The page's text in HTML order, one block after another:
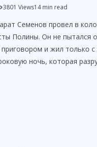
3801 Views14 min read
Семенов провел в
Полины. Он не пытался
приговором и жил только с
ночь, которая